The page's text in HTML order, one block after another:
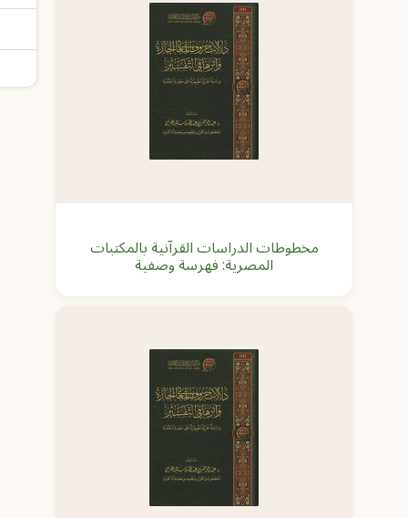
مخطوطات الدراسات القرآنية بالمكتبات
المصرية: فهرسة وصفية